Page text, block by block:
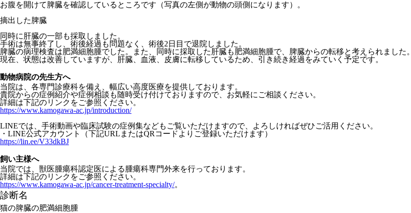
お腹を開けて脾臓を確認しているところです（写真の左側が動物の頭側になります）。
摘出した脾臓
同時に肝臓の一部も採取しました。
手術は無事終了し、術後経過も問題なく、術後2日目で退院しました。
脾臓の病理検査は肥満細胞腫でした。また、同時に採取した肝臓も肥満細胞腫で、脾臓からの転移と考えられました。
現在、状態は改善していますが、肝臓、血液、皮膚に転移しているため、引き続き経過をみていく予定です。
動物病院の先生方へ
当院は、各専門診療科を備え、幅広い高度医療を提供しております。
貴院からの症例紹介や症例相談も随時受け付けておりますので、お気軽にご相談ください。
詳細は下記のリンクをご参照ください。
https://www.kamogawa-ac.jp/introduction/
LINEでは、 手術動画や臨床試験の症例集などもご覧いただけますので、
よろしければぜひご活用ください。
・LINE公式アカウント（下記URLまたはQRコードよりご登録いただけます）
https://lin.ee/V33dkBJ
飼い主様へ
当院では、獣医腫瘍科認定医による腫瘍科専門外来を行っております。
詳細は下記のリンクをご参照ください。
https://www.kamogawa-ac.jp/cancer-treatment-specialty/。
診断名
猫の脾臓の肥満細胞腫